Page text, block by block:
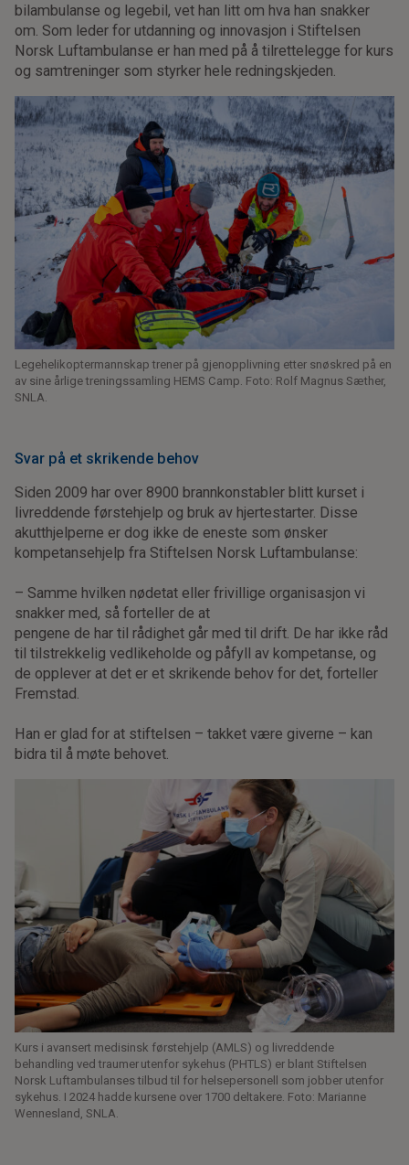
bilambulanse og legebil, vet han litt om hva han snakker
om. Som leder for utdanning og innovasjon i Stiftelsen
Norsk Luftambulanse er han med på å tilrettelegge for kurs
og samtreninger som styrker hele redningskjeden.
Legehelikoptermannskap trener på gjenopplivning etter snøskred på en
av sine årlige treningssamling HEMS Camp. Foto: Rolf Magnus Sæther,
SNLA.
Svar på et skrikende behov
Siden 2009 har over 8900 brannkonstabler blitt kurset i
livreddende førstehjelp og bruk av hjertestarter. Disse
akutthjelperne er dog ikke de eneste som ønsker
kompetansehjelp fra Stiftelsen Norsk Luftambulanse:
– Samme hvilken nødetat eller frivillige organisasjon vi
snakker med, så forteller de at
pengene de har til rådighet går med til drift. De har ikke råd
til tilstrekkelig vedlikeholde og påfyll av kompetanse, og
de opplever at det er et skrikende behov for det, forteller
Fremstad.
Han er glad for at stiftelsen – takket være giverne – kan
bidra til å møte behovet.
Kurs i avansert medisinsk førstehjelp (AMLS) og livreddende
behandling ved traumer utenfor sykehus (PHTLS) er blant Stiftelsen
Norsk Luftambulanses tilbud til for helsepersonell som jobber utenfor
sykehus. I 2024 hadde kursene over 1700 deltakere. Foto: Marianne
Wennesland, SNLA.